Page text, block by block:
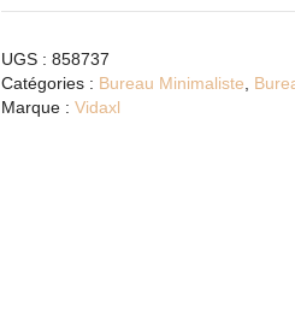
Support
en
bois
UGS : 858737
Catégories : Bureau Minimaliste,
Marque : Vidaxl